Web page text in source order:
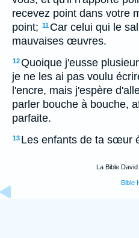
recevez point dans votre
point; 11 Car celui qui le
mauvaises œuvres.
12Quoique j'eusse
je ne les ai pas voulu
l'encre, mais j'espère
parler bouche à bouche,
parfaite.
13 Les enfants de ta sœur
La Bible
Bible